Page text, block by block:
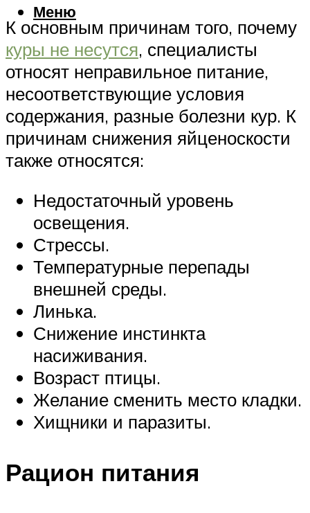
Меню
К основным причинам того, почему
куры не несутся, специалисты
относят неправильное питание,
несоответствующие условия
содержания, разные болезни кур. К
причинам снижения яйценоскости
также относятся:
Недостаточный уровень
освещения.
Стрессы.
Температурные перепады
внешней среды.
Линька.
Снижение инстинкта
насиживания.
Возраст птицы.
Желание сменить место кладки.
Хищники и паразиты.
Рацион питания